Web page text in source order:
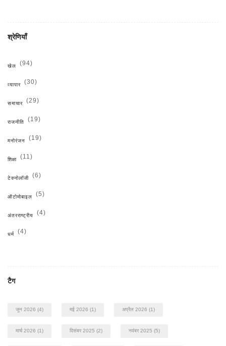
श्रेणियाँ
खेल (94)
व्यापार (30)
समाचार (29)
राजनीति (19)
मनोरंजन (19)
शिक्षा (11)
टेक्नोलॉजी (6)
ऑटोमोबाइल (5)
अंतरराष्ट्रीय (4)
धर्म (4)
टैग
जून 2026 (4) मई 2026 (1) अप्रैल 2026 (1)
मार्च 2026 (1) दिसंबर 2025 (2) नवंबर 2025 (5)